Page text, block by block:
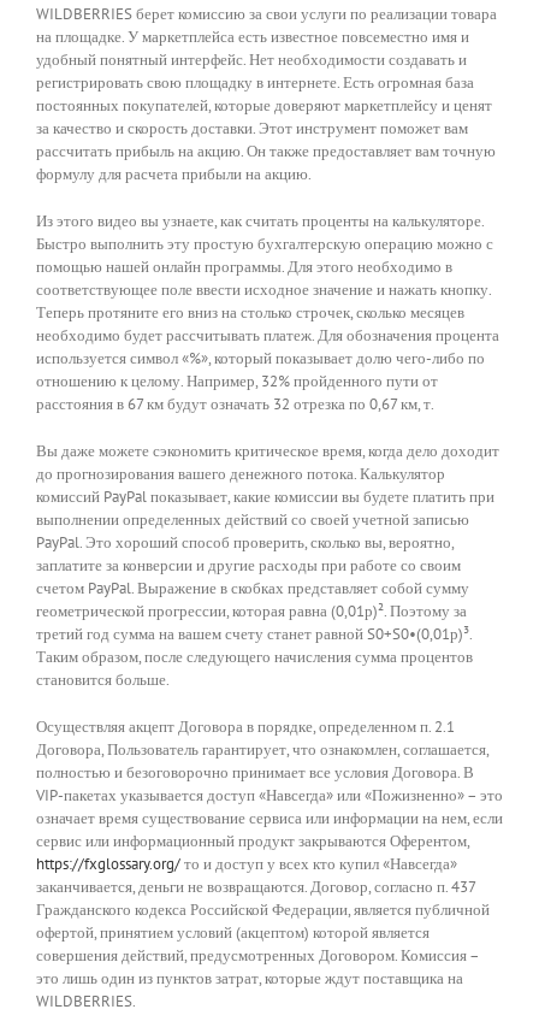
WILDBERRIES берет комиссию за свои услуги по реализации товара
на площадке. У маркетплейса есть известное повсеместно имя и
удобный понятный интерфейс. Нет необходимости создавать и
регистрировать свою площадку в интернете. Есть огромная база
постоянных покупателей, которые доверяют маркетплейсу и ценят
за качество и скорость доставки. Этот инструмент поможет вам
рассчитать прибыль на акцию. Он также предоставляет вам точную
формулу для расчета прибыли на акцию.
Из этого видео вы узнаете, как считать проценты на калькуляторе.
Быстро выполнить эту простую бухгалтерскую операцию можно с
помощью нашей онлайн программы. Для этого необходимо в
соответствующее поле ввести исходное значение и нажать кнопку.
Теперь протяните его вниз на столько строчек, сколько месяцев
необходимо будет рассчитывать платеж. Для обозначения процента
используется символ «%», который показывает долю чего-либо по
отношению к целому. Например, 32% пройденного пути от
расстояния в 67 км будут означать 32 отрезка по 0,67 км, т.
Вы даже можете сэкономить критическое время, когда дело доходит
до прогнозирования вашего денежного потока. Калькулятор
комиссий PayPal показывает, какие комиссии вы будете платить при
выполнении определенных действий со своей учетной записью
PayPal. Это хороший способ проверить, сколько вы, вероятно,
заплатите за конверсии и другие расходы при работе со своим
счетом PayPal. Выражение в скобках представляет собой сумму
геометрической прогрессии, которая равна (0,01р)². Поэтому за
третий год сумма на вашем счету станет равной S0+S0•(0,01р)³.
Таким образом, после следующего начисления сумма процентов
становится больше.
Осуществляя акцепт Договора в порядке, определенном п. 2.1
Договора, Пользователь гарантирует, что ознакомлен, соглашается,
полностью и безоговорочно принимает все условия Договора. В
VIP-пакетах указывается доступ «Навсегда» или «Пожизненно» – это
означает время существование сервиса или информации на нем, если
сервис или информационный продукт закрываются Оферентом,
https://fxglossary.org/то и доступ у всех кто купил «Навсегда»
заканчивается, деньги не возвращаются. Договор, согласно п. 437
Гражданского кодекса Российской Федерации, является публичной
офертой, принятием условий (акцептом) которой является
совершения действий, предусмотренных Договором. Комиссия –
это лишь один из пунктов затрат, которые ждут поставщика на
WILDBERRIES.